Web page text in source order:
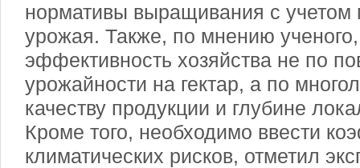
нормативы выращивания с учетом
урожая. Также, по мнению
эффективность хозяйства не по
урожайности на гектар, а по
качеству продукции и глубине
Кроме того, необходимо ввести
климатических рисков, отметил